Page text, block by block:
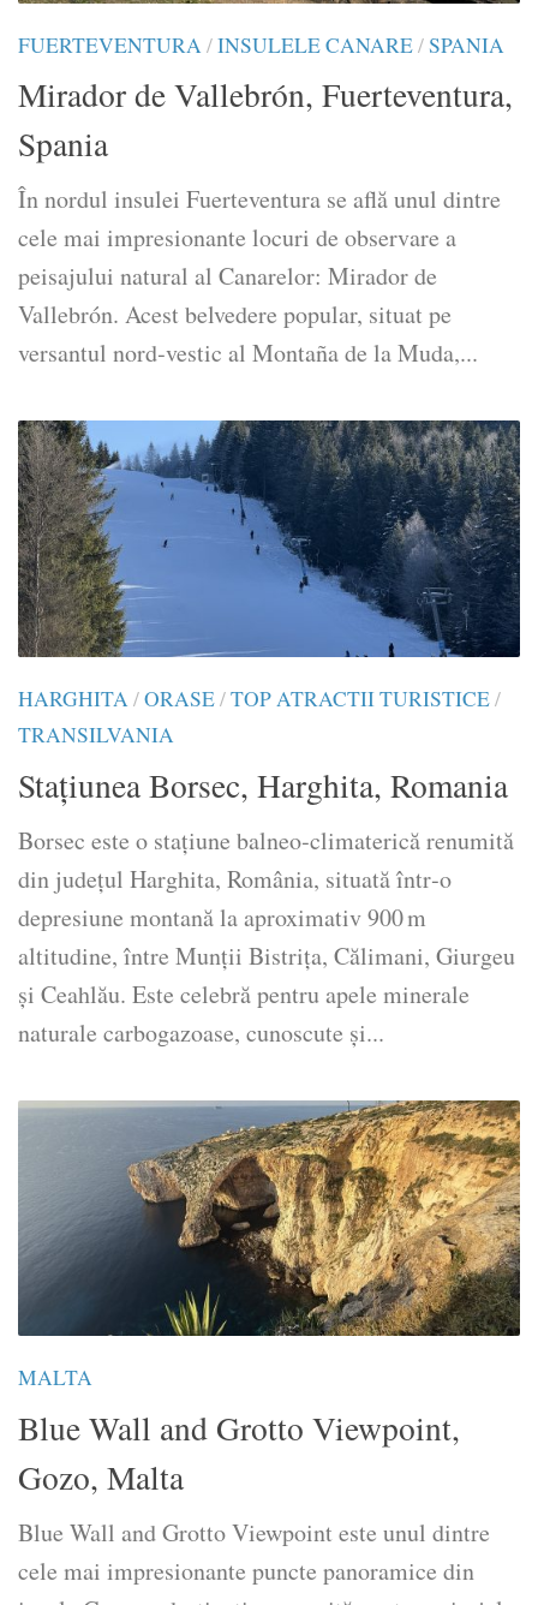
FUERTEVENTURA/INSULELE CANARE/SPANIA
Mirador de Vallebrón, Fuerteventura,
Spania
În nordul insulei Fuerteventura se află unul dintre
cele mai impresionante locuri de observare a
peisajului natural al Canarelor: Mirador de
Vallebrón. Acest belvedere popular, situat pe
versantul nord‑vestic al Montaña de la Muda,...
HARGHITA/ORASE/TOP ATRACTII TURISTICE/
TRANSILVANIA
Stațiunea Borsec, Harghita, Romania
Borsec este o stațiune balneo‑climaterică renumită
din județul Harghita, România, situată într‑o
depresiune montană la aproximativ 900 m
altitudine, între Munții Bistrița, Călimani, Giurgeu
și Ceahlău. Este celebră pentru apele minerale
naturale carbogazoase, cunoscute și...
MALTA
Blue Wall and Grotto Viewpoint,
Gozo, Malta
Blue Wall and Grotto Viewpoint este unul dintre
cele mai impresionante puncte panoramice din